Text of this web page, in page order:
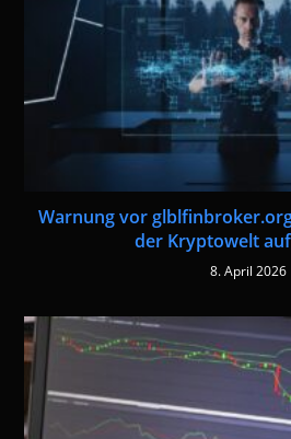
Warnung vor
der Kryptowelt
8. April 2026